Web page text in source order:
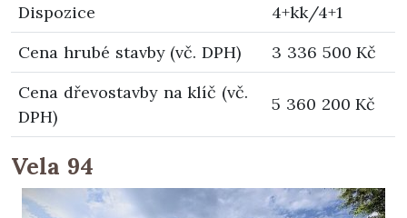
Dispozice
4+kk/4+1
Cena hrubé stavby (vč. DPH)
3 336 500 Kč
Cena dřevostavby na klíč (vč.
DPH)
5 360 200 Kč
Vela 94